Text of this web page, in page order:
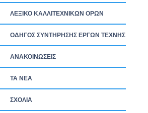
ΛΕΞΙΚΟ ΚΑΛΛΙΤΕΧΝΙΚΩΝ ΟΡΩΝ
ΟΔΗΓΟΣ ΣΥΝΤΗΡΗΣΗΣ ΕΡΓΩΝ ΤΕΧΝΗΣ
ΑΝΑΚΟΙΝΩΣΕΙΣ
ΤΑ ΝEΑ
ΣΧΟΛΙΑ